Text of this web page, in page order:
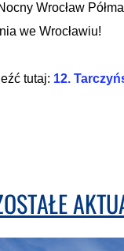
Wrocław
we Wrocławiu!
tutaj: 12.